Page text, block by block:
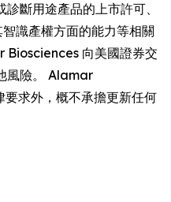
斷用途產品的上市許可、
識產權方面的能力等相關
Biosciences 向美國證券交
風險。 Alamar
求外，概不承擔更新任何